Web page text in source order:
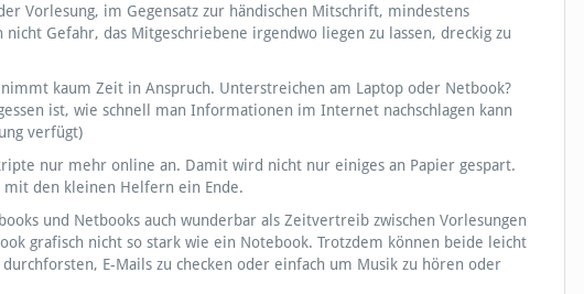
Vorlesung, im Gegensatz zur händischen Mitschrift, mindestens
Gefahr, das Mitgeschriebene irgendwo liegen zu lassen, dreckig zu
kaum Zeit in Anspruch. Unterstreichen am Laptop oder Netbook?
ist, wie schnell man Informationen im Internet nachschlagen kann
verfügt)
nur mehr online an. Damit wird nicht nur einiges an Papier gespart.
mit den kleinen Helfern ein Ende.
und Netbooks auch wunderbar als Zeitvertreib zwischen Vorlesungen
grafisch nicht so stark wie ein Notebook. Trotzdem können beide leicht
durchforsten, E-Mails zu checken oder einfach um Musik zu hören oder